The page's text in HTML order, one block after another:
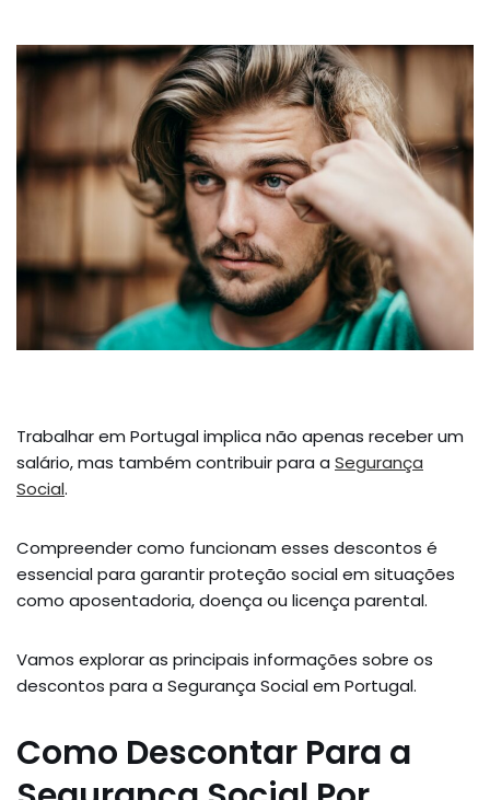
Trabalhar em Portugal implica não apenas receber um
salário, mas também contribuir para a Segurança
Social.
Compreender como funcionam esses descontos é
essencial para garantir proteção social em situações
como aposentadoria, doença ou licença parental.
Vamos explorar as principais informações sobre os
descontos para a Segurança Social em Portugal.
Como Descontar Para a